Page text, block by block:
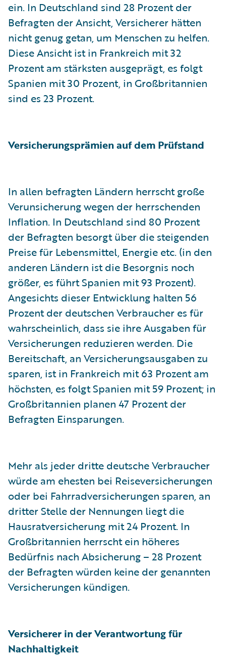
ein. In Deutschland sind 28 Prozent der
Befragten der Ansicht, Versicherer hätten
nicht genug getan, um Menschen zu helfen.
Diese Ansicht ist in Frankreich mit 32
Prozent am stärksten ausgeprägt, es folgt
Spanien mit 30 Prozent, in Großbritannien
sind es 23 Prozent.
Versicherungsprämien auf dem Prüfstand
In allen befragten Ländern herrscht große
Verunsicherung wegen der herrschenden
Inflation. In Deutschland sind 80 Prozent
der Befragten besorgt über die steigenden
Preise für Lebensmittel, Energie etc. (in den
anderen Ländern ist die Besorgnis noch
größer, es führt Spanien mit 93 Prozent).
Angesichts dieser Entwicklung halten 56
Prozent der deutschen Verbraucher es für
wahrscheinlich, dass sie ihre Ausgaben für
Versicherungen reduzieren werden. Die
Bereitschaft, an Versicherungsausgaben zu
sparen, ist in Frankreich mit 63 Prozent am
höchsten, es folgt Spanien mit 59 Prozent; in
Großbritannien planen 47 Prozent der
Befragten Einsparungen.
Mehr als jeder dritte deutsche Verbraucher
würde am ehesten bei Reiseversicherungen
oder bei Fahrradversicherungen sparen, an
dritter Stelle der Nennungen liegt die
Hausratversicherung mit 24 Prozent. In
Großbritannien herrscht ein höheres
Bedürfnis nach Absicherung – 28 Prozent
der Befragten würden keine der genannten
Versicherungen kündigen.
Versicherer in der Verantwortung für
Nachhaltigkeit